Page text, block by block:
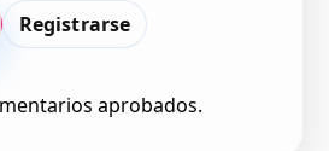
Registrarse
aprobados.